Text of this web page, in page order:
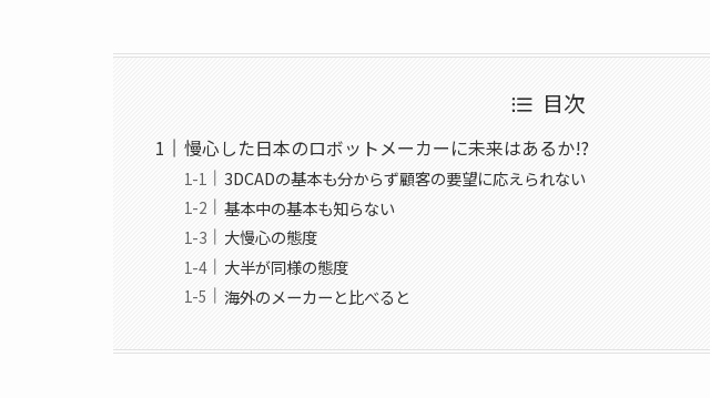
目次
慢心した日本のロボットメーカーに未来はあるか!?
3DCADの基本も分からず顧客の要望に応えられない
基本中の基本も知らない
大慢心の態度
大半が同様の態度
海外のメーカーと比べると